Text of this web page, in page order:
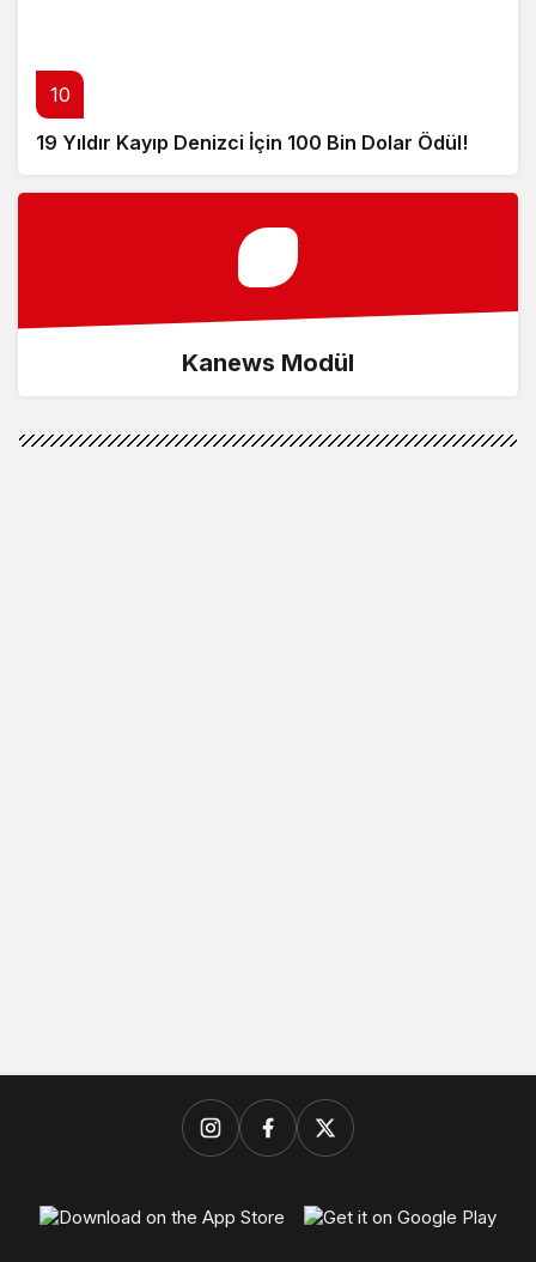
10
19 Yıldır Kayıp Denizci İçin 100 Bin Dolar Ödül!
Kanews Modül